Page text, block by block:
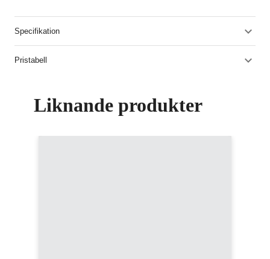
Specifikation
Pristabell
Liknande produkter